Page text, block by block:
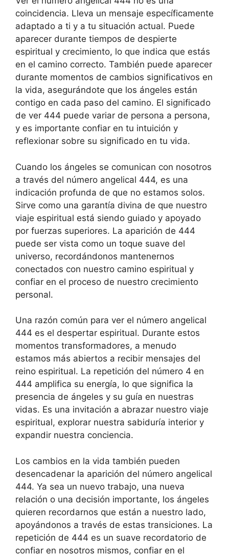
coincidencia. Lleva un mensaje específicamente
adaptado a ti y a tu situación actual. Puede
aparecer durante tiempos de despierte
espiritual y crecimiento, lo que indica que estás
en el camino correcto. También puede aparecer
durante momentos de cambios significativos en
la vida, asegurándote que los ángeles están
contigo en cada paso del camino. El significado
de ver 444 puede variar de persona a persona,
y es importante confiar en tu intuición y
reflexionar sobre su significado en tu vida.
Cuando los ángeles se comunican con nosotros
a través del número angelical 444, es una
indicación profunda de que no estamos solos.
Sirve como una garantía divina de que nuestro
viaje espiritual está siendo guiado y apoyado
por fuerzas superiores. La aparición de 444
puede ser vista como un toque suave del
universo, recordándonos mantenernos
conectados con nuestro camino espiritual y
confiar en el proceso de nuestro crecimiento
personal.
Una razón común para ver el número angelical
444 es el despertar espiritual. Durante estos
momentos transformadores, a menudo
estamos más abiertos a recibir mensajes del
reino espiritual. La repetición del número 4 en
444 amplifica su energía, lo que significa la
presencia de ángeles y su guía en nuestras
vidas. Es una invitación a abrazar nuestro viaje
espiritual, explorar nuestra sabiduría interior y
expandir nuestra conciencia.
Los cambios en la vida también pueden
desencadenar la aparición del número angelical
444. Ya sea un nuevo trabajo, una nueva
relación o una decisión importante, los ángeles
quieren recordarnos que están a nuestro lado,
apoyándonos a través de estas transiciones. La
repetición de 444 es un suave recordatorio de
confiar en nosotros mismos, confiar en el